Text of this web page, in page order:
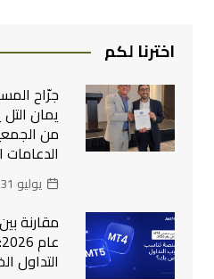
اخترنا لكم
جرّاح
من
الدعامات
يوليو 31, 2026
التداول